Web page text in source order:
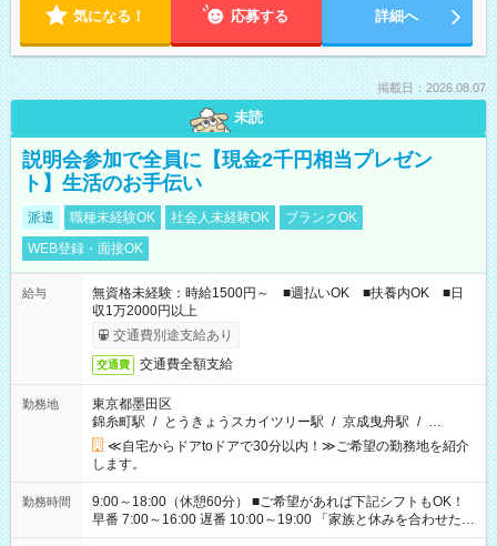
気になる！ 応募する 詳細へ
掲載日：2026.08.07
未読
説明会参加で全員に【現金2千円相当プレゼン
ト】生活のお手伝い
派遣 職種未経験OK 社会人未経験OK
ブランクOK
WEB登録・面接OK
給与
無資格未経験：時給1500円～ ■週払いOK ■扶養内OK ■日
収1万2000円以上
交通費別途支給あり
交通費 交通費全額支給
勤務地
東京都墨田区
錦糸町駅 / とうきょうスカイツリー駅 / 京成曳舟駅 / …
≪自宅からドアtoドアで30分以内！≫ご希望の勤務地を紹介
します。
勤務時間
9:00～18:00（休憩60分） ■ご希望があれば下記シフトもOK！
早番 7:00～16:00 遅番 10:00～19:00 「家族と休みを合わせた
い」 「余裕を持って夕飯の準備がしたい」 「できれば残業はし